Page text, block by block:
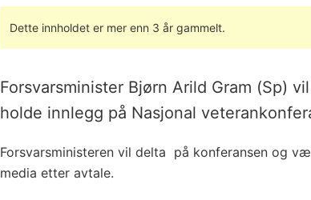
Dette innholdet er mer enn 3 år gammelt.
Forsvarsminister Bjørn Arild Gram (Sp)
holde innlegg på Nasjonal
Forsvarsministeren vil delta på konferansen og
media etter avtale.